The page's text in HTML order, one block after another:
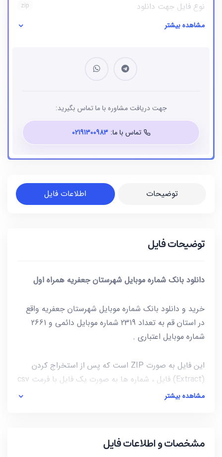
توضیحات اطلاعات فایل
توضیحات فایل
دانلود بانک شماره موبایل شهرستان جعفریه همراه اول
خرید و دانلود بانک شماره موبایل شهرستان جعفریه واقع
در استان قم به تعداد 2319 شماره موبایل دائمی و 2661
شماره موبایل اعتباری .
این فایل به صورت ZIP است که پس از استخراج کردن
(Extract) فایل ، شماره ها به صورت یک فایل با فرمت csv
شده و حجم این فایل کمتر از 15KB است.
مشاهده بیشتر
مشخصات و اطلاعات فایل
نوع فایل جهت دانلود zip
نوع فایل بانک شماره موبایل مشاهده بیشتر
جهت دریافت مشاوره با ما تماس بگیرید:
تماس با ما: 02191300983